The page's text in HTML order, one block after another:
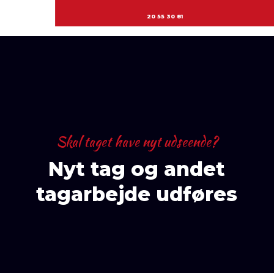
20 55 30 81
Skal taget have nyt udseende?​
Nyt tag og andet
tagarbejde udføres